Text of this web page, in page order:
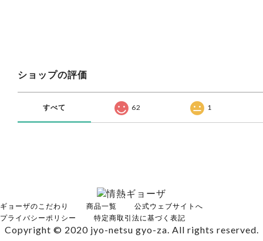
ショップの評価
すべて 62 1
ギョーザのこだわり 商品一覧
公式ウェブサイトへ
プライバシーポリシー
特定商取引法に基づく表記
Copyright © 2020 jyo-netsu gyo-za. All rights reserved.